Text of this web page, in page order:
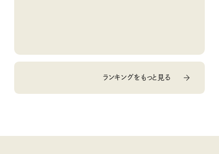
ランキングをもっと見る